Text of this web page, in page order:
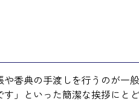
香典の手渡しを行うのが一般
」といった簡潔な挨拶にと